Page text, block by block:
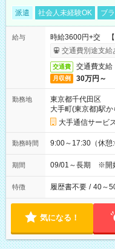
派遣 社会人未経験OK ブ
給与
時給3600円+交 【
交通費別途支給
交通費 交通費支給
月収例 30万円～
勤務地
東京都千代田区
大手町(東京都)駅
大手通信サービ
勤務時間 9:00～17:30（休憩
期間 09/01～長期 ※開
特徴 履歴書不要 / 40～
気になる！